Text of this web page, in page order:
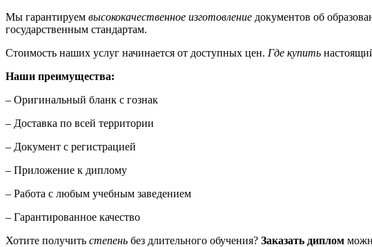
Мы гарантируем высококачественное изготовление документов об
государственным стандартам.
Стоимость наших услуг начинается от доступных цен. Где купить
Наши преимущества:
– Оригинальный бланк с гознак
– Доставка по всей территории
– Документ с регистрацией
– Приложение к диплому
– Работа с любым учебным заведением
– Гарантированное качество
Хотите получить степень без длительного обучения? Заказать диплом